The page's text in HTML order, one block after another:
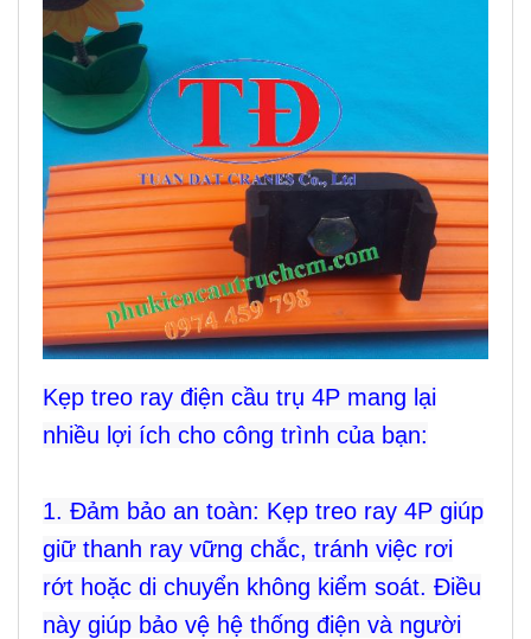
Kẹp treo ray điện cầu trụ 4P mang lại
nhiều lợi ích cho công trình của bạn:
1. Đảm bảo an toàn: Kẹp treo ray 4P giúp
giữ thanh ray vững chắc, tránh việc rơi
rớt hoặc di chuyển không kiểm soát. Điều
này giúp bảo vệ hệ thống điện và người